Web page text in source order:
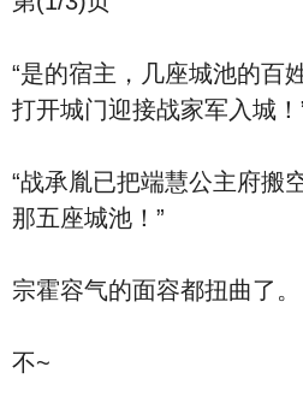
“是的宿主，几座城池的百
打开城门迎接战家军入城！
“战承胤已把端慧公主府搬
那五座城池！”
宗霍容气的面容都扭曲了。
不~